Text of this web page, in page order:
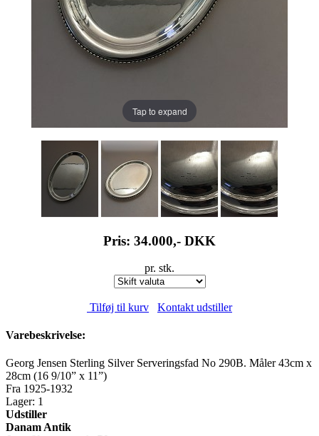
Tap to expand
Pris: 34.000,- DKK
pr. stk.
Tilføj til kurv Kontakt udstiller
Varebeskrivelse:
Georg Jensen Sterling Silver Serveringsfad No 290B. Måler 43cm x
28cm (16 9/10” x 11”)
Fra 1925-1932
Lager: 1
Udstiller
Danam Antik